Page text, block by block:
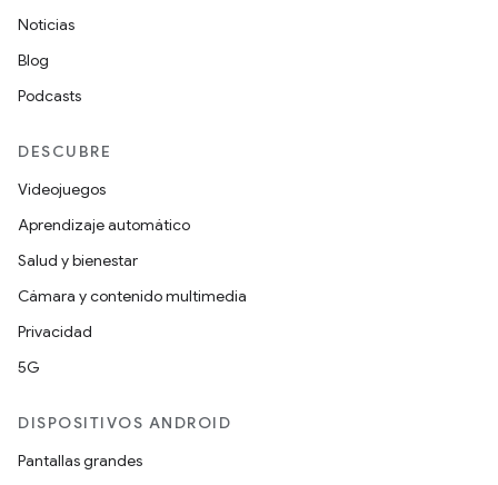
Noticias
Blog
Podcasts
DESCUBRE
Videojuegos
Aprendizaje automático
Salud y bienestar
Cámara y contenido multimedia
Privacidad
5G
DISPOSITIVOS ANDROID
Pantallas grandes